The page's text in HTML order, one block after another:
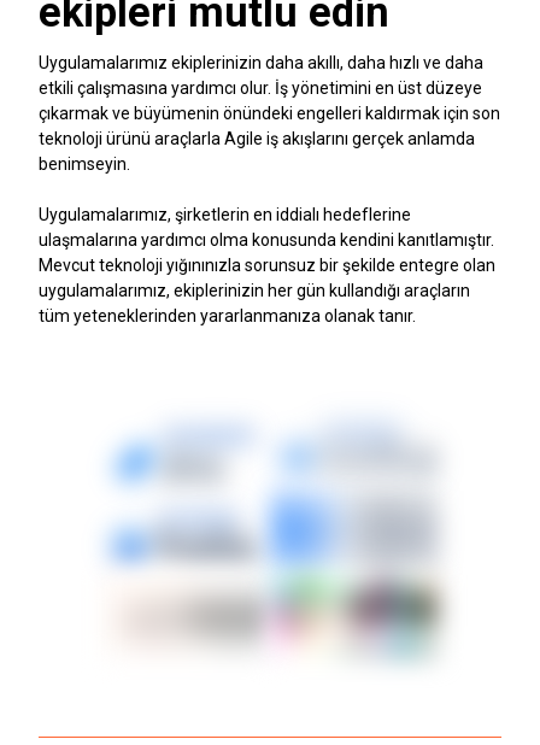
ekipleri mutlu edin
Uygulamalarımız ekiplerinizin daha akıllı, daha hızlı ve daha
etkili çalışmasına yardımcı olur. İş yönetimini en üst düzeye
çıkarmak ve büyümenin önündeki engelleri kaldırmak için son
teknoloji ürünü araçlarla Agile iş akışlarını gerçek anlamda
benimseyin.
Uygulamalarımız, şirketlerin en iddialı hedeflerine
ulaşmalarına yardımcı olma konusunda kendini kanıtlamıştır.
Mevcut teknoloji yığınınızla sorunsuz bir şekilde entegre olan
uygulamalarımız, ekiplerinizin her gün kullandığı araçların
tüm yeteneklerinden yararlanmanıza olanak tanır.